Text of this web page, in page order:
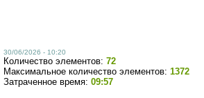
30/06/2026 - 10:20
Количество элементов: 72
Максимальное количество элементов: 1372
Затраченное время: 09:57